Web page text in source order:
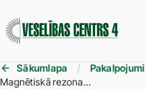
Sākumlapa Pakalpojumi
Magnētiskā rezonanse (no 8 gadu vecuma)